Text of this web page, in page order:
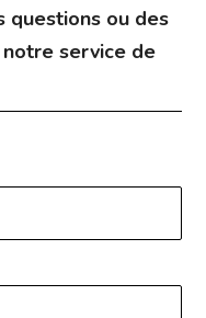
questions ou des
service de